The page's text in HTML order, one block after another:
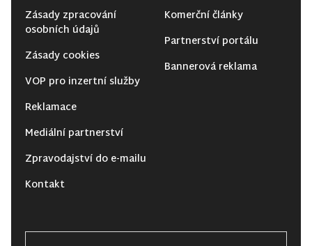
Zásady zpracování
osobních údajů
Zásady cookies
VOP pro inzertní služby
Reklamace
Mediální partnerství
Zpravodajství do e-mailu
Kontakt
Komerční články
Partnerství portálu
Bannerová reklama